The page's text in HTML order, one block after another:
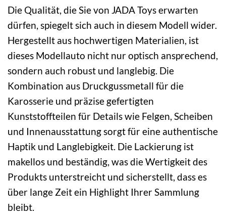
Die Qualität, die Sie von JADA Toys erwarten
dürfen, spiegelt sich auch in diesem Modell wider.
Hergestellt aus hochwertigen Materialien, ist
dieses Modellauto nicht nur optisch ansprechend,
sondern auch robust und langlebig. Die
Kombination aus Druckgussmetall für die
Karosserie und präzise gefertigten
Kunststoffteilen für Details wie Felgen, Scheiben
und Innenausstattung sorgt für eine authentische
Haptik und Langlebigkeit. Die Lackierung ist
makellos und beständig, was die Wertigkeit des
Produkts unterstreicht und sicherstellt, dass es
über lange Zeit ein Highlight Ihrer Sammlung
bleibt.